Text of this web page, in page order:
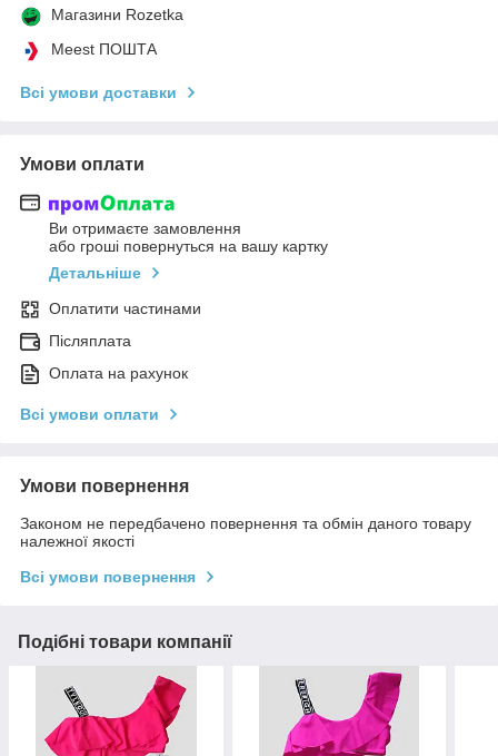
Магазини Rozetka
Meest ПОШТА
Всі умови доставки
Умови оплати
Ви отримаєте замовлення
або гроші повернуться на вашу картку
Детальніше
Оплатити частинами
Післяплата
Оплата на рахунок
Всі умови оплати
Умови повернення
Законом не передбачено повернення та обмін даного товару
належної якості
Всі умови повернення
Подібні товари компанії